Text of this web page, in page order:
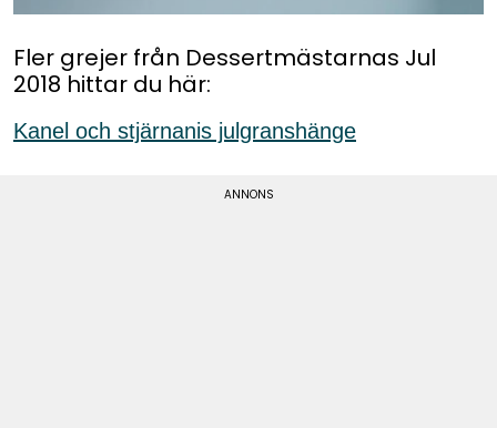
Fler grejer från Dessertmästarnas Jul
2018 hittar du här:
Kanel och stjärnanis julgranshänge